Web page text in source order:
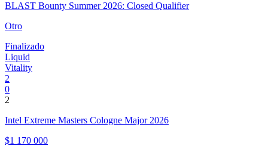
BLAST Bounty Summer 2026: Closed Qualifier
Otro
Finalizado
Liquid
Vitality
2
0
2
Intel Extreme Masters Cologne Major 2026
$1 170 000